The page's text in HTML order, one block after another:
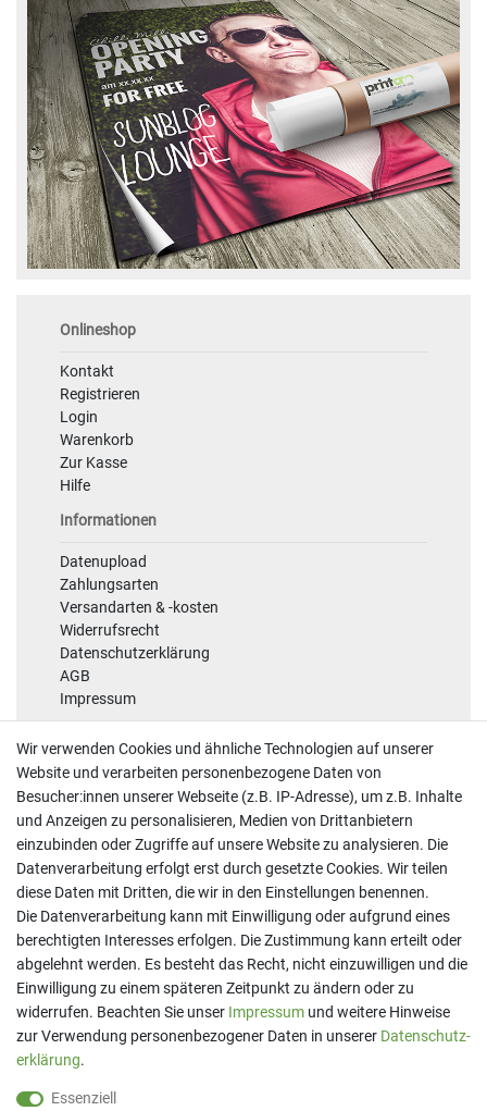
Onlineshop
Kontakt
Registrieren
Login
Warenkorb
Zur Kasse
Hilfe
Informationen
Datenupload
Zahlungsarten
Versandarten & -kosten
Widerrufsrecht
Datenschutzerklärung
AGB
Impressum
Kontakt
Telefon:07191 - 9 33 21 80
E-Mail:info@printaro.de
Bürozeiten
Mo - Fr 09:00 Uhr - 13:00 Uhr
Wir verwenden Cookies und ähnliche Technologien auf unserer
Website und verarbeiten personenbezogene Daten von
Besucher:innen unserer Webseite (z.B. IP-Adresse), um z.B. Inhalte
und Anzeigen zu personalisieren, Medien von Drittanbietern
einzubinden oder Zugriffe auf unsere Website zu analysieren. Die
Datenverarbeitung erfolgt erst durch gesetzte Cookies. Wir teilen
diese Daten mit Dritten, die wir in den Einstellungen benennen.
Die Datenverarbeitung kann mit Einwilligung oder aufgrund eines
berechtigten Interesses erfolgen. Die Zustimmung kann erteilt oder
abgelehnt werden. Es besteht das Recht, nicht einzuwilligen und die
Einwilligung zu einem späteren Zeitpunkt zu ändern oder zu
widerrufen. Beachten Sie unser Impressum und weitere Hinweise
zur Verwendung personenbezogener Daten in unserer Daten­schutz­
erklärung.
Essenziell